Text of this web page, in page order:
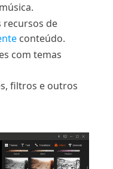
recursos de
conteúdo.
com temas
filtros e outros